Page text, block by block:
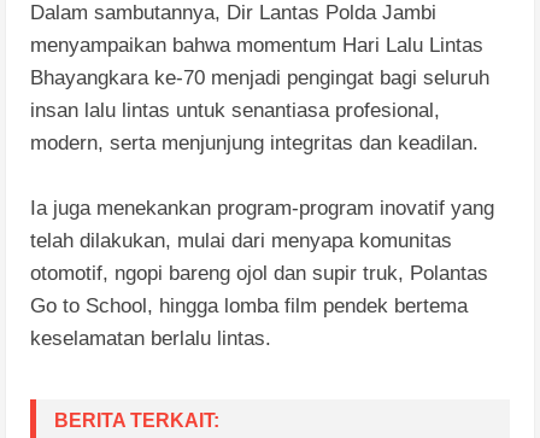
Dalam sambutannya, Dir Lantas Polda Jambi
menyampaikan bahwa momentum Hari Lalu Lintas
Bhayangkara ke-70 menjadi pengingat bagi seluruh
insan lalu lintas untuk senantiasa profesional,
modern, serta menjunjung integritas dan keadilan.
Ia juga menekankan program-program inovatif yang
telah dilakukan, mulai dari menyapa komunitas
otomotif, ngopi bareng ojol dan supir truk, Polantas
Go to School, hingga lomba film pendek bertema
keselamatan berlalu lintas.
BERITA TERKAIT: